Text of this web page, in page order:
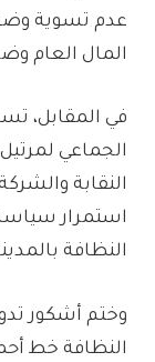
عدم تسوية
المال العام
في المقابل،
الجماعي
النقابة
استمرار
النظافة
وختم أشكور
النظافة خط